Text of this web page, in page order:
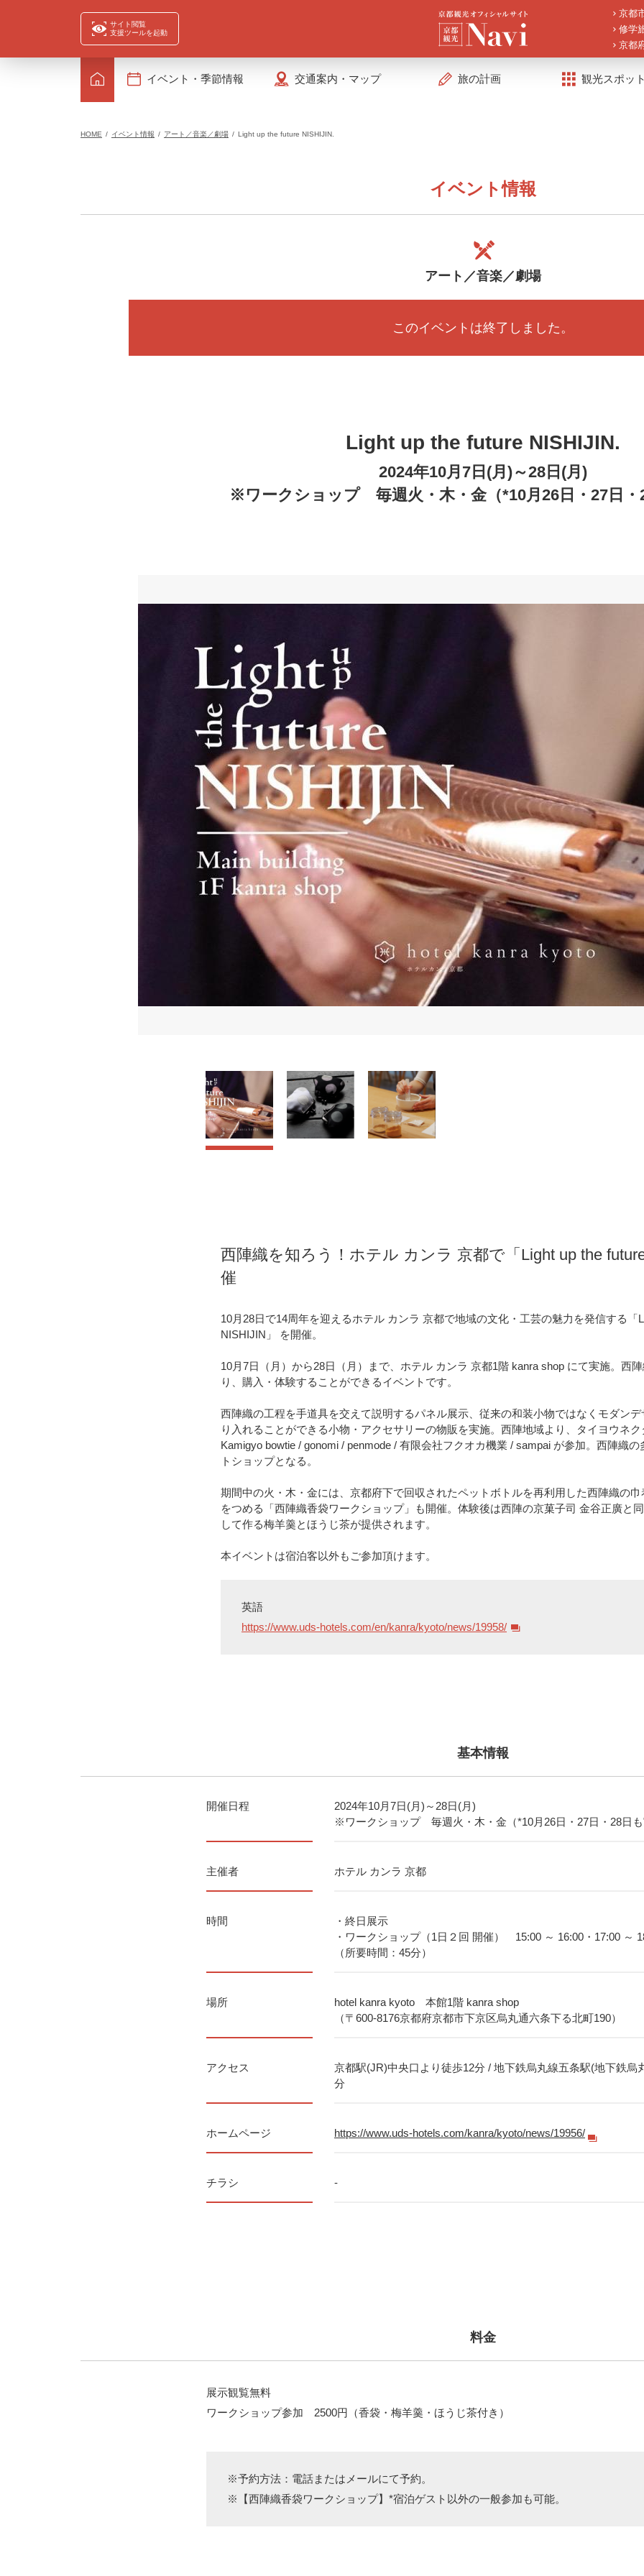
サイト閲覧
支援ツールを起動
京都
修学
京都
イベント・季節情報 交通案内・マップ 旅の計画 観光スポッ
HOME イベント情報 アート／音楽／劇場 Light up the future NISHIJIN.
イベント情報
アート／音楽／劇場
このイベントは終了しました。
Light up the future NISHIJIN.
2024年10月7日(月)～28日(月)
※ワークショップ 毎週火・木・金（*10月26日・27日・
西陣織を知ろう！ホテル カンラ 京都で「Light up the
催
10月28日で14周年を迎えるホテル カンラ 京都で地域の文化・工芸の魅力を発信する「
NISHIJIN」 を開催。
10月7日（月）から28日（月）まで、ホテル カンラ 京都1階 kanra shop にて実施。西
り、購入・体験することができるイベントです。
西陣織の工程を手道具を交えて説明するパネル展示、従来の和装小物ではなくモダン
り入れることができる小物・アクセサリーの物販を実施。西陣地域より、タイヨウネ
Kamigyo bowtie / gonomi / penmode / 有限会社フクオカ機業 / sampai が参加。西陣織
トショップとなる。
期間中の火・木・金には、京都府下で回収されたペットボトルを再利用した西陣織の
をつめる「西陣織香袋ワークショップ」も開催。体験後は西陣の京菓子司 金谷正廣と
して作る梅羊羹とほうじ茶が提供されます。
本イベントは宿泊客以外もご参加頂けます。
英語
https://www.uds-hotels.com/en/kanra/kyoto/news/19958/
基本情報
開催日程
2024年10月7日(月)～28日(月)
※ワークショップ 毎週火・木・金（*10月26日・27日・28日
主催者 ホテル カンラ 京都
時間
・終日展示
・ワークショップ（1日２回 開催） 15:00 ～ 16:00・17:00 ～
（所要時間：45分）
場所
hotel kanra kyoto 本館1階 kanra shop
（〒600-8176京都府京都市下京区烏丸通六条下る北町190）
アクセス
京都駅(JR)中央口より徒歩12分 / 地下鉄烏丸線五条駅(地下鉄烏
分
ホームページ https://www.uds-hotels.com/kanra/kyoto/news/19956/
チラシ -
料金
展示観覧無料
ワークショップ参加 2500円（香袋・梅羊羹・ほうじ茶付き）
※予約方法：電話またはメールにて予約。
※【西陣織香袋ワークショップ】*宿泊ゲスト以外の一般参加も可能。